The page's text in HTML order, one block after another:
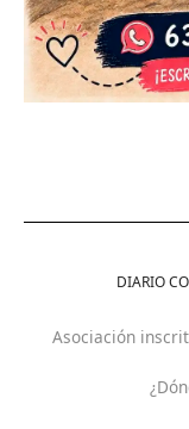
DIARIO
Asociación